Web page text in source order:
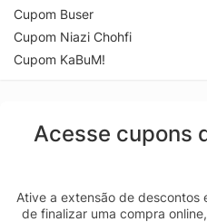
Cupom Buser
Cupom Niazi Chohfi
Cupom KaBuM!
Acesse cupons
Ative a extensão de descontos
de finalizar uma compra